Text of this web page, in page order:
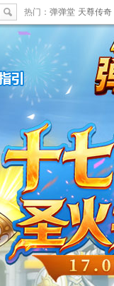
热门： 弹弹堂 天尊传奇